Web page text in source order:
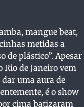
mangue beat,
metidas a
de plástico”. Apesar
Rio de Janeiro vem
dar uma aura de
é o show
cima batizaram